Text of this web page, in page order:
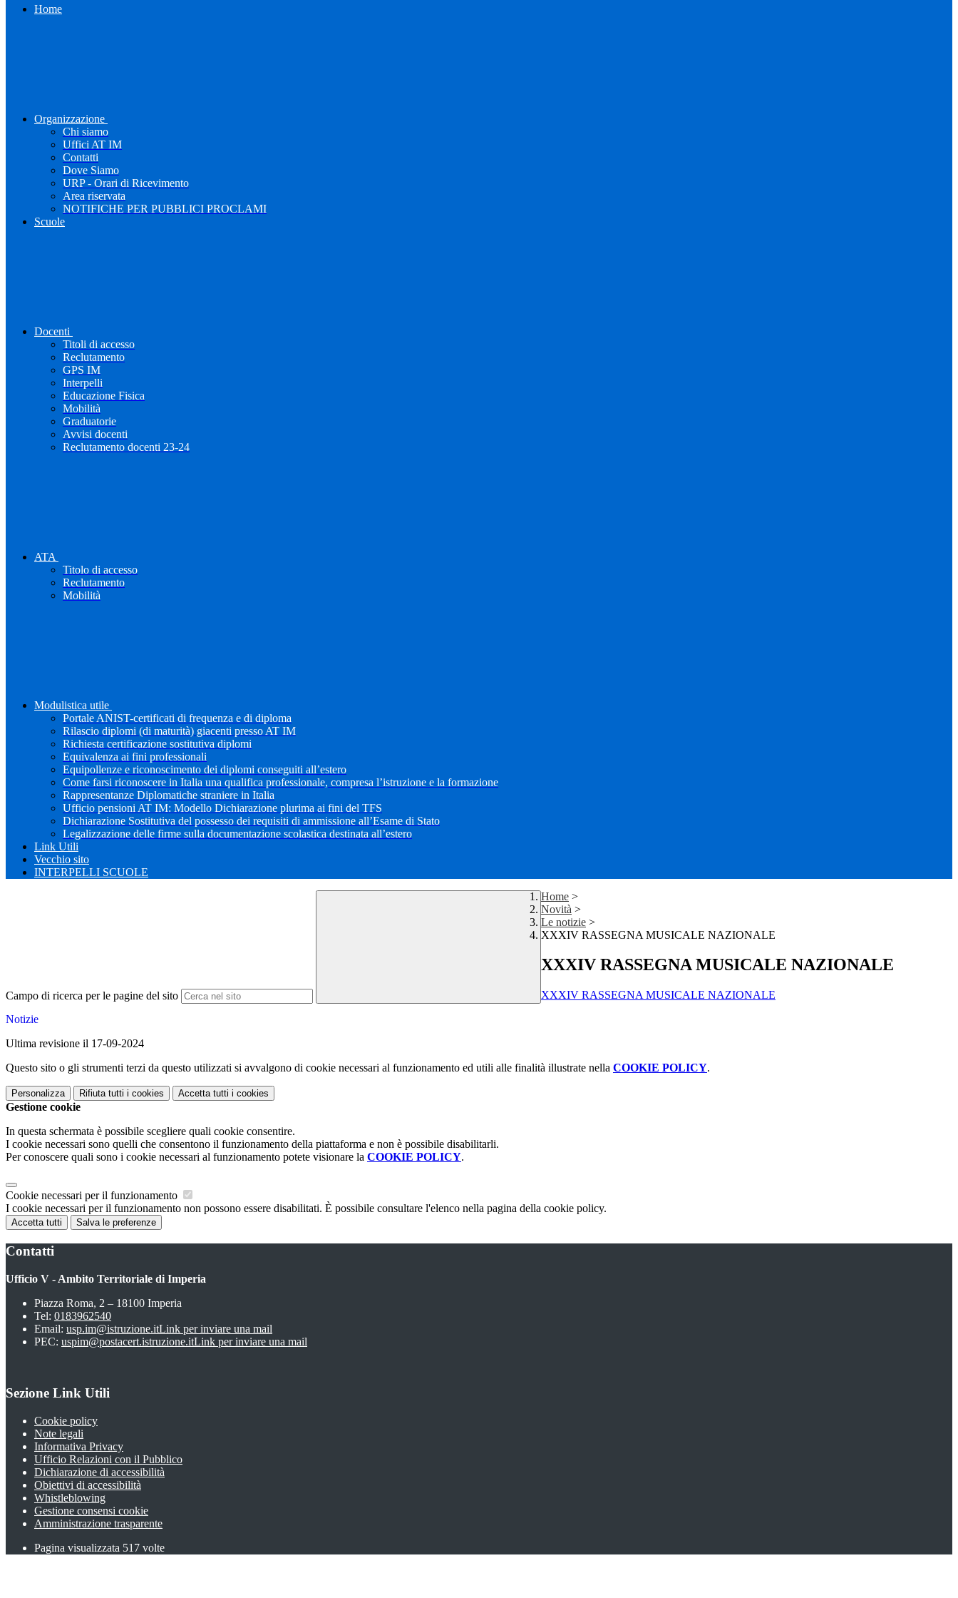
Home
Organizzazione
Chi siamo
Uffici AT IM
Contatti
Dove Siamo
URP - Orari di Ricevimento
Area riservata
NOTIFICHE PER PUBBLICI PROCLAMI
Scuole
Docenti
Titoli di accesso
Reclutamento
GPS IM
Interpelli
Educazione Fisica
Mobilità
Graduatorie
Avvisi docenti
Reclutamento docenti 23-24
ATA
Titolo di accesso
Reclutamento
Mobilità
Modulistica utile
Portale ANIST-certificati di frequenza e di diploma
Rilascio diplomi (di maturità) giacenti presso AT IM
Richiesta certificazione sostitutiva diplomi
Equivalenza ai fini professionali
Equipollenze e riconoscimento dei diplomi conseguiti all’estero
Come farsi riconoscere in Italia una qualifica professionale, compresa l’istruzione e la formazione
Rappresentanze Diplomatiche straniere in Italia
Ufficio pensioni AT IM: Modello Dichiarazione plurima ai fini del TFS
Dichiarazione Sostitutiva del possesso dei requisiti di ammissione all’Esame di Stato
Legalizzazione delle firme sulla documentazione scolastica destinata all’estero
Link Utili
Vecchio sito
INTERPELLI SCUOLE
Campo di ricerca per le pagine del sito
Home >
Novità >
Le notizie >
XXXIV RASSEGNA MUSICALE NAZIONALE
XXXIV RASSEGNA MUSICALE NAZIONALE
XXXIV RASSEGNA MUSICALE NAZIONALE
Notizie
Ultima revisione il 17-09-2024
Questo sito o gli strumenti terzi da questo utilizzati si avvalgono di cookie necessari al funzionamento ed utili alle finalità illustrate nella COOKIE POLICY.
Personalizza Rifiuta tutti i cookies Accetta tutti i cookies
Gestione cookie
In questa schermata è possibile scegliere quali cookie consentire.
I cookie necessari sono quelli che consentono il funzionamento della piattaforma e non è possibile disabilitarli.
Per conoscere quali sono i cookie necessari al funzionamento potete visionare la COOKIE POLICY.
Cookie necessari per il funzionamento
I cookie necessari per il funzionamento non possono essere disabilitati. È possibile consultare l'elenco nella pagina della cookie policy.
Accetta tutti Salva le preferenze
Contatti
Ufficio V - Ambito Territoriale di Imperia
Piazza Roma, 2 – 18100 Imperia
Tel: 0183962540
Email: usp.im@istruzione.itLink per inviare una mail
PEC: uspim@postacert.istruzione.itLink per inviare una mail
Sezione Link Utili
Cookie policy
Note legali
Informativa Privacy
Ufficio Relazioni con il Pubblico
Dichiarazione di accessibilità
Obiettivi di accessibilità
Whistleblowing
Gestione consensi cookie
Amministrazione trasparente
Pagina visualizzata 517 volte